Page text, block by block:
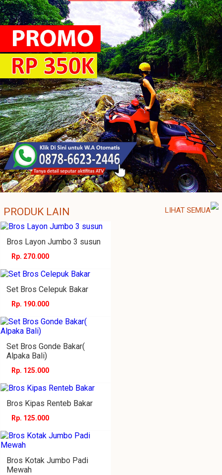
PRODUK LAIN LIHAT SEMUA
Bros Layon Jumbo 3 susun
Rp. 270.000
Set Bros Celepuk Bakar
Rp. 190.000
Set Bros Gonde Bakar(
Alpaka Bali)
Rp. 125.000
Bros Kipas Renteb Bakar
Rp. 125.000
Bros Kotak Jumbo Padi
Mewah